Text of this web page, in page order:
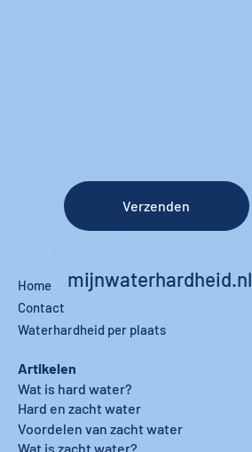
Verzenden
mijnwaterhardheid.nl
Home
Contact
Waterhardheid per plaats
Artikelen
Wat is hard water?
Hard en zacht water
Wat is zacht water?
Voordelen van zacht water